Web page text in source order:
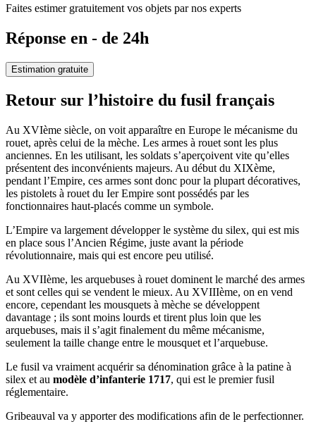
Faites estimer gratuitement vos objets par nos experts
Réponse en - de 24h
Estimation gratuite
Retour sur l’histoire du fusil français
Au XVIème siècle, on voit apparaître en Europe le mécanisme du
rouet, après celui de la mèche. Les armes à rouet sont les plus
anciennes. En les utilisant, les soldats s’aperçoivent vite qu’elles
présentent des inconvénients majeurs. Au début du XIXème,
pendant l’Empire, ces armes sont donc pour la plupart décoratives,
les pistolets à rouet du Ier Empire sont possédés par les
fonctionnaires haut-placés comme un symbole.
L’Empire va largement développer le système du silex, qui est mis
en place sous l’Ancien Régime, juste avant la période
révolutionnaire, mais qui est encore peu utilisé.
Au XVIIème, les arquebuses à rouet dominent le marché des armes
et sont celles qui se vendent le mieux. Au XVIIIème, on en vend
encore, cependant les mousquets à mèche se développent
davantage ; ils sont moins lourds et tirent plus loin que les
arquebuses, mais il s’agit finalement du même mécanisme,
seulement la taille change entre le mousquet et l’arquebuse.
Le fusil va vraiment acquérir sa dénomination grâce à la patine à
silex et au modèle d’infanterie 1717, qui est le premier fusil
réglementaire.
Gribeauval va y apporter des modifications afin de le perfectionner.